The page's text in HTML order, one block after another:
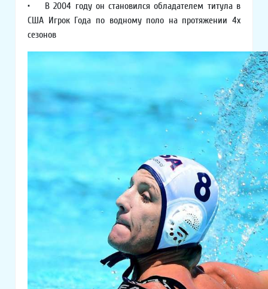
• В 2004 году он становился обладателем титула в
США Игрок Года по водному поло на протяжении 4х
сезонов